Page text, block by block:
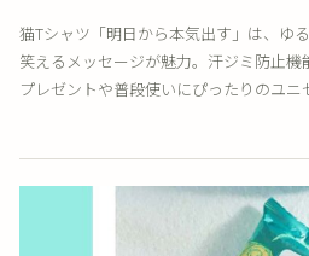
猫Tシャツ「明日から本気出す」は、ゆ
笑えるメッセージが魅力。汗ジミ防止
プレゼントや普段使いにぴったりのユニ